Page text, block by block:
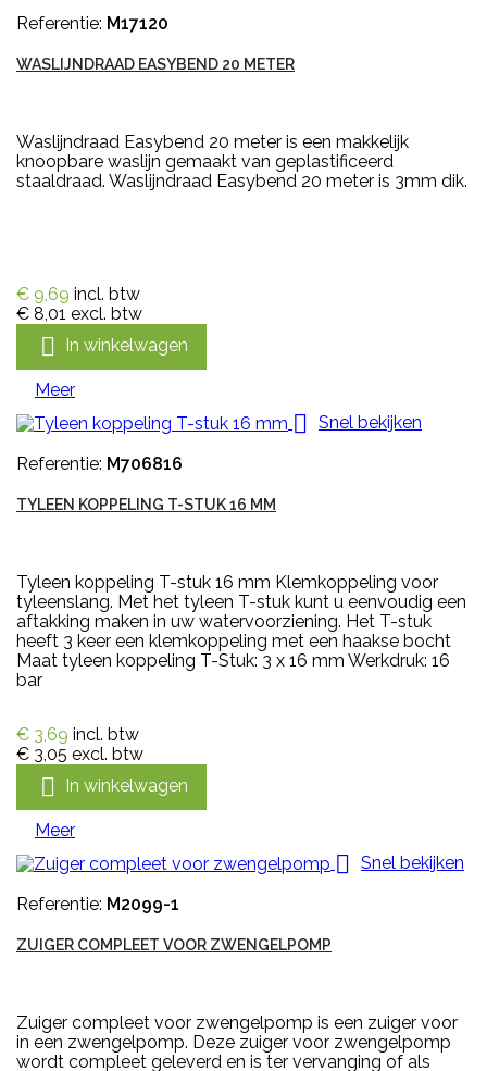
Referentie: M17120
WASLIJNDRAAD EASYBEND 20 METER
Waslijndraad Easybend 20 meter is een makkelijk
knoopbare waslijn gemaakt van geplastificeerd
staaldraad. Waslijndraad Easybend 20 meter is 3mm dik.
€ 9,69 incl. btw
€ 8,01 excl. btw
 In winkelwagen
Meer

Snel bekijken
Referentie: M706816
TYLEEN KOPPELING T-STUK 16 MM
Tyleen koppeling T-stuk 16 mm Klemkoppeling voor
tyleenslang. Met het tyleen T-stuk kunt u eenvoudig een
aftakking maken in uw watervoorziening. Het T-stuk
heeft 3 keer een klemkoppeling met een haakse bocht
Maat tyleen koppeling T-Stuk: 3 x 16 mm Werkdruk: 16
bar
€ 3,69 incl. btw
€ 3,05 excl. btw
 In winkelwagen
Meer

Snel bekijken
Referentie: M2099-1
ZUIGER COMPLEET VOOR ZWENGELPOMP
Zuiger compleet voor zwengelpomp is een zuiger voor
in een zwengelpomp. Deze zuiger voor zwengelpomp
wordt compleet geleverd en is ter vervanging of als